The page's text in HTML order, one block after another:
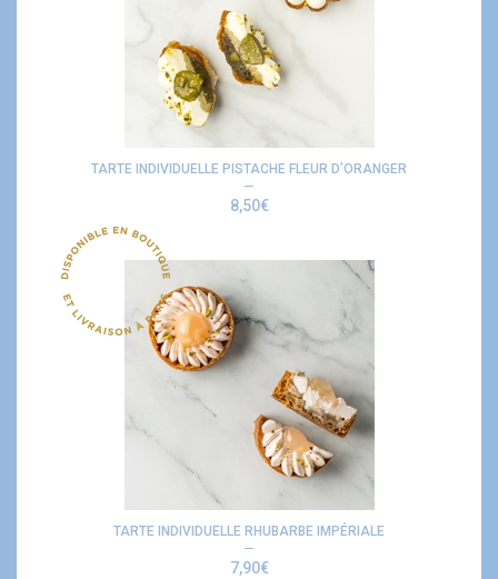
TARTE INDIVIDUELLE PISTACHE FLEUR D’ORANGER
8,50€
TARTE INDIVIDUELLE RHUBARBE IMPÉRIALE
7,90€